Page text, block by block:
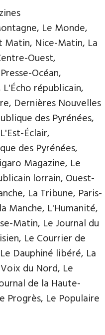
Le Monde,
Matin, Nice-Matin, La
Ouest,
Océan,
républicain,
Dernières Nouvelles
des Pyrénées,
Éclair,
des Pyrénées,
Magazine, Le
lorrain, Ouest-
La Tribune, Paris-
Manche, L'Humanité,
Matin, Le Journal du
Le Courrier de
Dauphiné libéré, La
du Nord, Le
de la Haute-
Progrès, Le Populaire